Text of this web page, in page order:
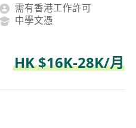
需有香港工作許可
中學文憑
HK $16K-28K/月